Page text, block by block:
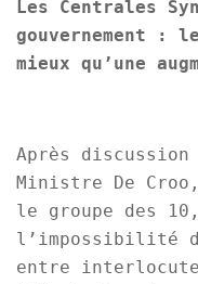
Les Centrales
gouvernement :
mieux qu’une
Après
Ministre De
le groupe des
l’impossibilité
entre